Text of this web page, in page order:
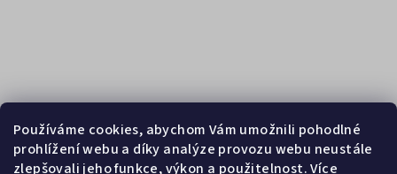
Používáme cookies, abychom Vám umožnili pohodlné
prohlížení webu a díky analýze provozu webu neustále
zlepšovali jeho funkce, výkon a použitelnost.Více